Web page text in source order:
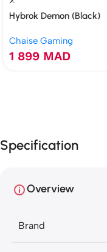
Hybrok Demon (Black)
Chaise Gaming
1 899 MAD
Specification
Overview
Brand